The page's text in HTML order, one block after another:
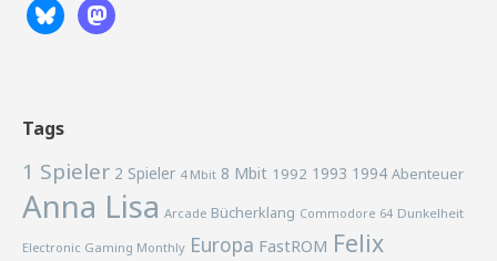
Tags
1 Spieler 2 Spieler 4 Mbit 8 Mbit 1992 1993 1994 Abenteuer
Anna Lisa Arcade Bücherklang Commodore 64 Dunkelheit
Electronic Gaming Monthly Europa FastROM Felix